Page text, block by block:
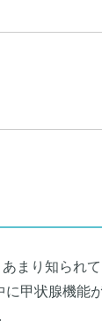
まり知られ
甲状腺機能